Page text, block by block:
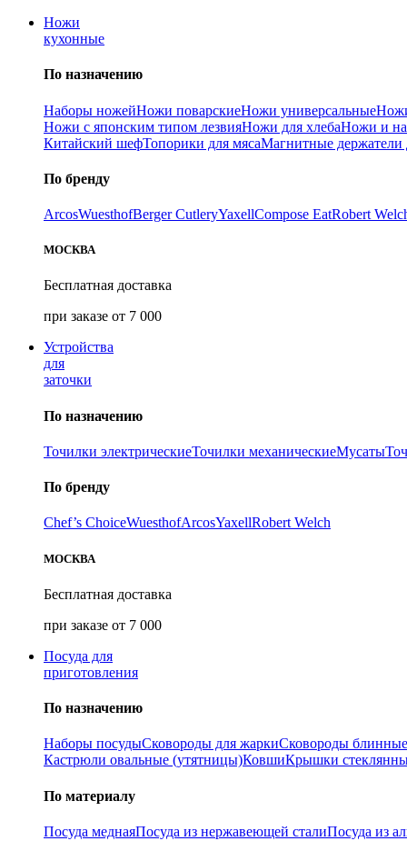
Ножи
кухонные
По назначению
Наборы ножейНожи поварскиеНожи универсальные
Ножи с японским типом лезвияНожи для хлебаНожи и
Китайский шефТопорики для мясаМагнитные держатели
По бренду
ArcosWuesthofBerger CutleryYaxellCompose EatRobert
МОСКВА
Бесплатная доставка
при заказе от 7 000
Устройства
для
заточки
По назначению
Точилки электрическиеТочилки механическиеМусаты
По бренду
Chef’s ChoiceWuesthofArcosYaxellRobert Welch
МОСКВА
Бесплатная доставка
при заказе от 7 000
Посуда для
приготовления
По назначению
Наборы посудыСковороды для жаркиСковороды блинные
Кастрюли овальные (утятницы)КовшиКрышки
По материалу
Посуда меднаяПосуда из нержавеющей сталиПосуда из